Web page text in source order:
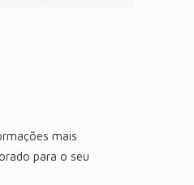
mais
para o seu